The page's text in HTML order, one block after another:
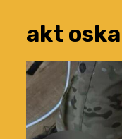
akt